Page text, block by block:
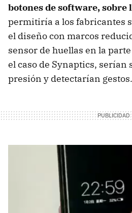
botones de software, sobre
permitiría a los fabricantes
el diseño con marcos
sensor de huellas en la
el caso de Synaptics, serían
presión y detectarían gestos.